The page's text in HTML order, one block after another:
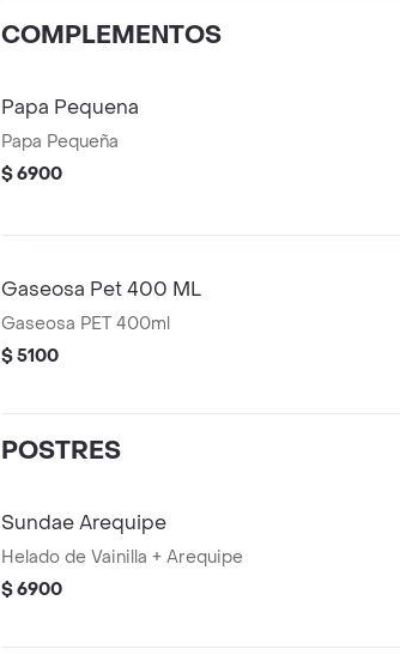
COMPLEMENTOS
Papa Pequena
Papa Pequeña
$ 6900
Gaseosa Pet 400 ML
Gaseosa PET 400ml
$ 5100
POSTRES
Sundae Arequipe
Helado de Vainilla + Arequipe
$ 6900